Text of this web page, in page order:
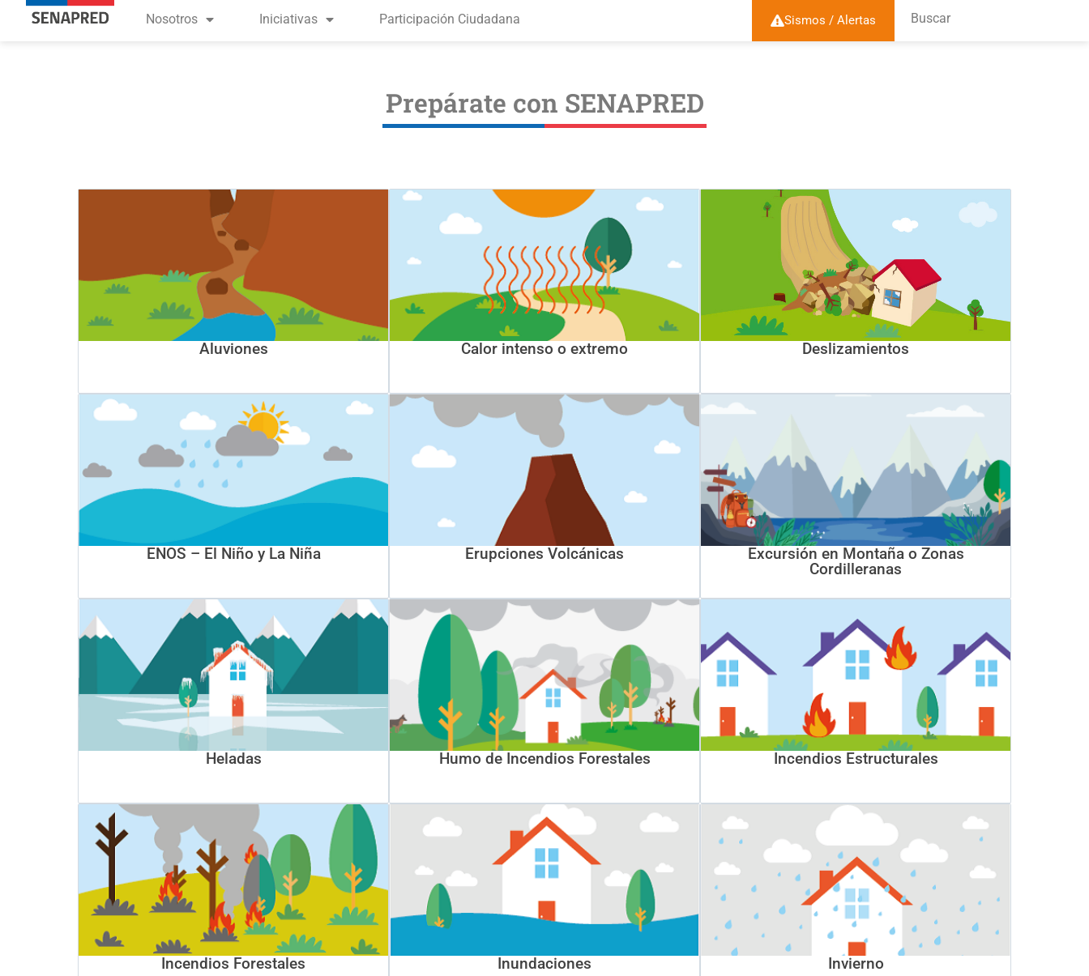
contenido
Nosotros Iniciativas Participación Ciudadana Sismos / Alertas Buscar
Prepárate con SENAPRED
Aluviones Calor intenso o extremo Deslizamientos
ENOS – El Niño y La Niña Erupciones Volcánicas
Excursión en Montaña o Zonas
Cordilleranas
Heladas Humo de Incendios Forestales Incendios Estructurales
Incendios Forestales Inundaciones Invierno